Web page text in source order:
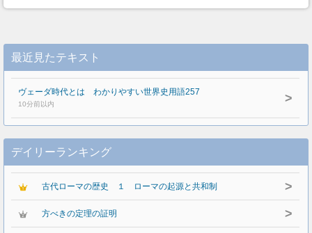
最近見たテキスト
ヴェーダ時代とは わかりやすい世界史用語257
10分前以内 >
デイリーランキング
古代ローマの歴史 １ ローマの起源と共和制 >
方べきの定理の証明 >